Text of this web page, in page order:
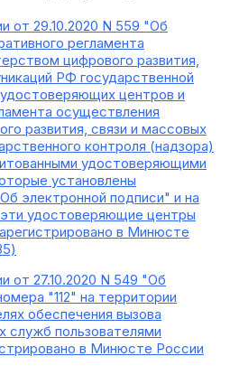
от 29.10.2020 N 559 "Об
регламента
цифрового развития,
РФ государственной
центров и
осуществления
развития, связи и массовых
контроля (надзора)
удостоверяющими
установлены
электронной подписи" и на
удостоверяющие центры
в Минюсте
от 27.10.2020 N 549 "Об
"112" на территории
обеспечения вызова
служб пользователями
в Минюсте России